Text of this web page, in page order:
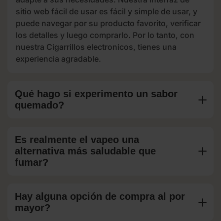
LO ÚLTIMO EN VAPEO:
CIGARRILLOS ELECTRÓNICOS
DESECHABLES Y
RECARGABLES
Vape es también conocido como un cigarrillo
electrónico que vaporiza líquido sin quemarse y lo hace
gama de vaporizadores, desde elegantes opciones
desechables hasta sistemas recargables avanzados
que se ajustan mejor a sus preferencias. Para los
parte, para el vapeo conveniente, considere los
vaporizadores desechables.
sitio web fácil de usar es fácil y simple de usar, y
puede navegar por su producto favorito, verificar
los detalles y luego comprarlo. Por lo tanto, con
nuestra Cigarrillos electronicos, tienes una
experiencia agradable.
Qué hago si experimento un sabor
quemado?
Es realmente el vapeo una
alternativa más saludable que
fumar?
Hay alguna opción de compra al por
mayor?